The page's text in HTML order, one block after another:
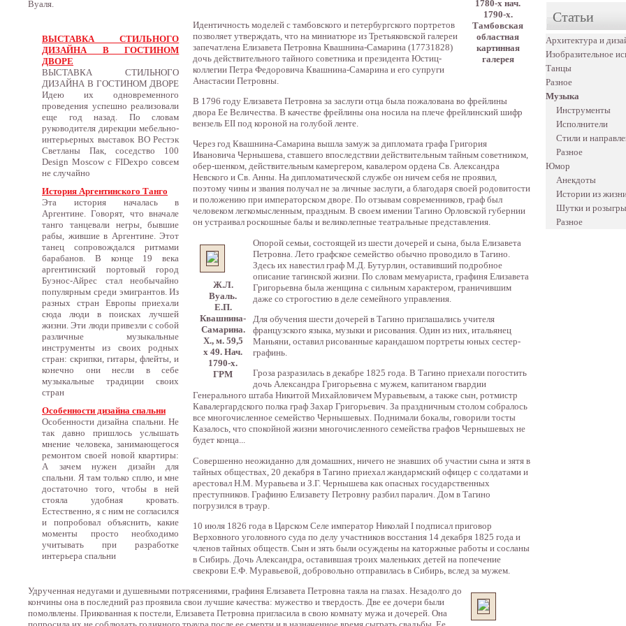
1780-х нач.
1790-х.
Тамбовская
областная
картинная
галерея
Вуаля.
ВЫСТАВКА СТИЛЬНОГО
ДИЗАЙНА В ГОСТИНОМ
ДВОРЕ
ВЫСТАВКА СТИЛЬНОГО
ДИЗАЙНА В ГОСТИНОМ ДВОРЕ
Идею их одновременного
проведения успешно реализовали
еще год назад. По словам
руководителя дирекции мебельно-
интерьерных выставок ВО Рестэк
Светланы Пак, соседство 100
Design Moscow с FIDexpo совсем
не случайно
История Аргентинского Танго
Эта история началась в
Аргентине. Говорят, что вначале
танго танцевали негры, бывшие
рабы, жившие в Аргентине. Этот
танец сопровождался ритмами
барабанов. В конце 19 века
аргентинский портовый город
Буэнос-Айрес стал необычайно
популярным среди эмигрантов. Из
разных стран Европы приехали
сюда люди в поисках лучшей
жизни. Эти люди привезли с собой
различные музыкальные
инструменты из своих родных
стран: скрипки, гитары, флейты, и
конечно они несли в себе
музыкальные традиции своих
стран
Особенности дизайна спальни
Особенности дизайна спальни. Не
так давно пришлось услышать
мнение человека, занимающегося
ремонтом своей новой квартиры:
А зачем нужен дизайн для
спальни. Я там только сплю, и мне
достаточно того, чтобы в ней
стояла удобная кровать.
Естественно, я с ним не согласился
и попробовал объяснить, какие
моменты просто необходимо
учитывать при разработке
интерьера спальни
Идентичность моделей с тамбовского и петербургского портретов
позволяет утверждать, что на миниатюре из Третьяковской галереи
запечатлена Елизавета Петровна Квашнина-Самарина (17731828)
дочь действительного тайного советника и президента Юстиц-
коллегии Петра Федоровича Квашнина-Самарина и его супруги
Анастасии Петровны.
В 1796 году Елизавета Петровна за заслуги отца была пожалована во фрейлины
двора Ее Величества. В качестве фрейлины она носила на плече фрейлинский шифр
вензель EII под короной на голубой ленте.
Через год Квашнина-Самарина вышла замуж за дипломата графа Григория
Ивановича Чернышева, ставшего впоследствии действительным тайным советником,
обер-шенком, действительным камергером, кавалером ордена Св. Александра
Невского и Св. Анны. На дипломатической службе он ничем себя не проявил,
поэтому чины и звания получал не за личные заслуги, а благодаря своей родовитости
и положению при императорском дворе. По отзывам современников, граф был
человеком легкомысленным, праздным. В своем имении Тагино Орловской губернии
он устраивал роскошные балы и великолепные театральные представления.
Ж.Л.
Вуаль.
Е.П.
Квашнина-
Самарина.
Х., м. 59,5
х 49. Нач.
1790-х.
ГРМ
Опорой семьи, состоящей из шести дочерей и сына, была Елизавета
Петровна. Лето графское семейство обычно проводило в Тагино.
Здесь их навестил граф М.Д. Бутурлин, оставивший подробное
описание тагинской жизни. По словам мемуариста, графиня Елизавета
Григорьевна была женщина с сильным характером, граничившим
даже со строгостию в деле семейного управления.
Для обучения шести дочерей в Тагино приглашались учителя
французского языка, музыки и рисования. Один из них, итальянец
Маньяни, оставил рисованные карандашом портреты юных сестер-
графинь.
Гроза разразилась в декабре 1825 года. В Тагино приехали погостить
дочь Александра Григорьевна с мужем, капитаном гвардии
Генерального штаба Никитой Михайловичем Муравьевым, а также сын, ротмистр
Кавалергардского полка граф Захар Григорьевич. За праздничным столом собралось
все многочисленное семейство Чернышевых. Поднимали бокалы, говорили тосты
Казалось, что спокойной жизни многочисленного семейства графов Чернышевых не
будет конца...
Совершенно неожиданно для домашних, ничего не знавших об участии сына и зятя в
тайных обществах, 20 декабря в Тагино приехал жандармский офицер с солдатами и
арестовал Н.М. Муравьева и З.Г. Чернышева как опасных государственных
преступников. Графиню Елизавету Петровну разбил паралич. Дом в Тагино
погрузился в траур.
10 июля 1826 года в Царском Селе император Николай I подписал приговор
Верховного уголовного суда по делу участников восстания 14 декабря 1825 года и
членов тайных обществ. Сын и зять были осуждены на каторжные работы и сосланы
в Сибирь. Дочь Александра, оставившая троих маленьких детей на попечение
свекрови Е.Ф. Муравьевой, добровольно отправилась в Сибирь, вслед за мужем.
Удрученная недугами и душевными потрясениями, графиня Елизавета Петровна таяла на глазах. Незадолго до
кончины она в последний раз проявила свои лучшие качества: мужество и твердость. Две ее дочери были
помолвлены. Прикованная к постели, Елизавета Петровна пригласила в свою комнату мужа и дочерей. Она
Статьи
Архитектура и
Изобразительное
Танцы
Разное
Музыка
Инструменты
Исполнители
Стили и
Разное
Юмор
Анекдоты
Истории из
Шутки и
Разное